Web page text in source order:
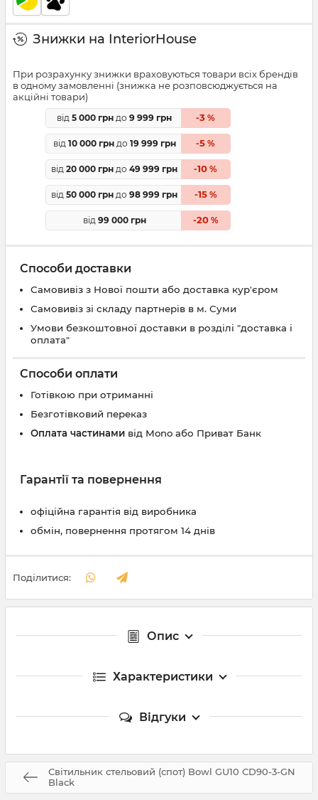
Знижки на InteriorHouse
При розрахунку знижки враховуються товари всіх брендів
в одному замовленні (знижка не розповсюджується на
акційні товари)
від 5 000 грн до 9 999 грн -3 %
від 10 000 грндо 19 999 грн -5 %
від 20 000 грн до 49 999 грн -10 %
від 50 000 грн до 98 999 грн -15%
від 99 000 грн -20%
Способи доставки
Самовивіз з Нової пошти або доставка кур'єром
Самовивіз зі складу партнерів в м. Суми
Умови безкоштовної доставки в розділі "доставка і
оплата"
Способи оплати
Готівкою при отриманні
Безготівковий переказ
Оплата частинами від Mono або Приват Банк
Гарантії та повернення
офіційна гарантія від виробника
обмін, повернення протягом 14 днів
Поділитися:
Опис
Характеристики
Відгуки
Світильник стельовий (спот) Bowl GU10 СD90-3-GN
Black